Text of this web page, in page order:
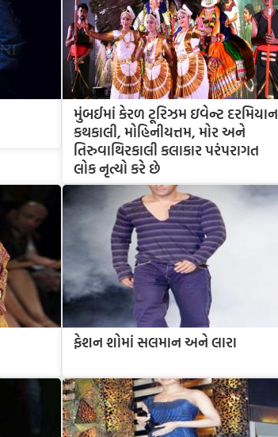
મુંબઈમાં કેરળ ટૂરિઝમ ઇવેન્ટ દરમિયાન
કથકાલી, મોહિનીયત્તમ, મોર અને
તિરુવાથિરકાલી કલાકાર પરંપરાગત
લોક નૃત્યો કરે છે
ફેશન શોમાં સલમાન અને લારા